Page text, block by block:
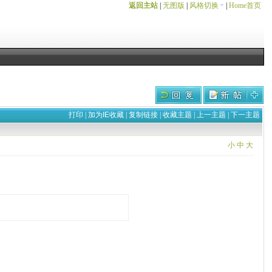
返回主站| 无图版 风格切换 Home首页
打印 加为IE收藏| 复制链接| 收藏主题 上一主题 下一主题
小 中 大